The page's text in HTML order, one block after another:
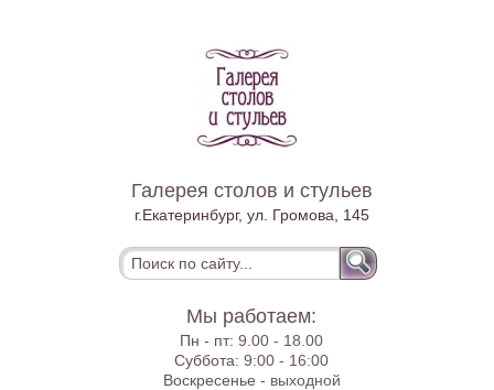
Галерея столов и стульев
г.Екатеринбург, ул. Громова, 145
Мы работаем:
Пн - пт:9.00 - 18.00
Суббота:9:00 - 16:00
Воскресенье - выходной